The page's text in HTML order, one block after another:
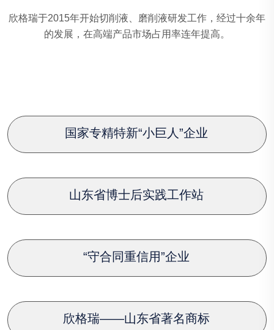
欣格瑞于2015年开始切削液、磨削液研发工作，经过十余年
的发展，在高端产品市场占用率连年提高。
国家专精特新“小巨人”企业
山东省博士后实践工作站
“守合同重信用”企业
欣格瑞——山东省著名商标